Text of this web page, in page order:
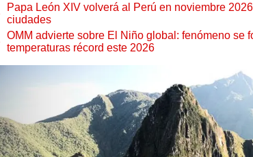
Papa León XIV volverá al Perú en noviembre
ciudades
OMM advierte sobre El Niño global: fenómeno se
temperaturas récord este 2026